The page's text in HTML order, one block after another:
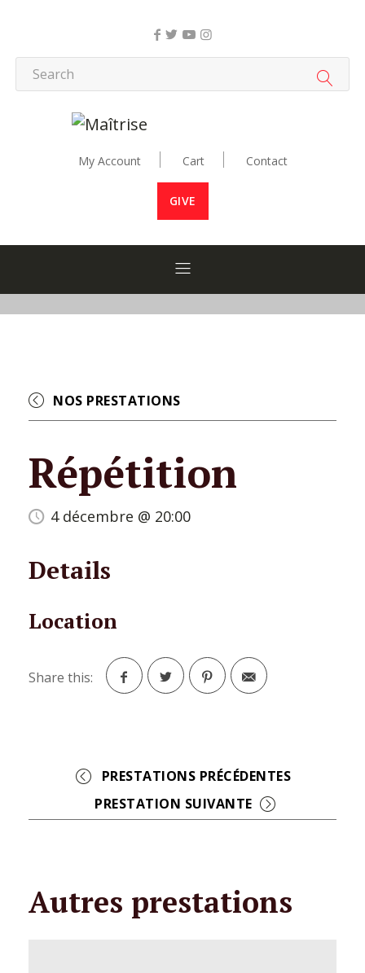
My Account Cart Contact
GIVE
NOS PRESTATIONS
Répétition
4 décembre @ 20:00
Details
Location
Share this:
Event
Navigation
Autres prestations